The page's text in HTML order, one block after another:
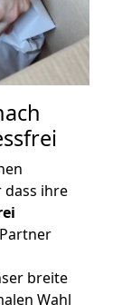
ihre
breite
Wahl